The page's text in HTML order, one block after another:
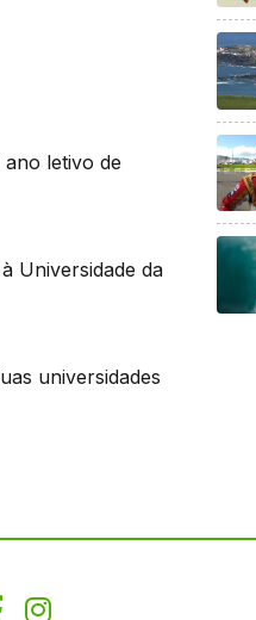
letivo de
Universidade da
universidades
Facebook
Instagram